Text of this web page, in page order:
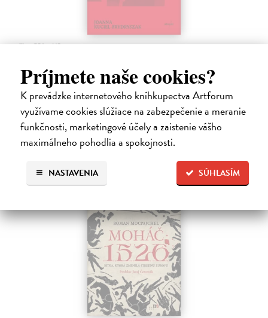
Príjmete naše cookies?
K prevádzke internetového kníhkupectva Artforum
využívame cookies slúžiace na zabezpečenie a meranie
funkčnosti, marketingové účely a zaistenie vášho
maximálneho pohodlia a spokojnosti.
SÚHLASÍM
NASTAVENIA
Sedliačky
„Neplač, dieťa moje. Každá žena je otrokyňa, tak ani ty nebudeš
vyvolená,“ hovorí babka svojej mladej vnučke.
Na sklade
23,66 €
24,90 € ?
predpredaj